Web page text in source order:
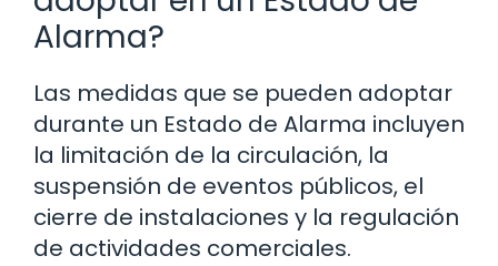
Alarma?
Las medidas que se pueden adoptar
durante un Estado de Alarma incluyen
la limitación de la circulación, la
suspensión de eventos públicos, el
cierre de instalaciones y la regulación
de actividades comerciales.